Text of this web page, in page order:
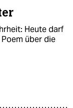
Heute darf
über die